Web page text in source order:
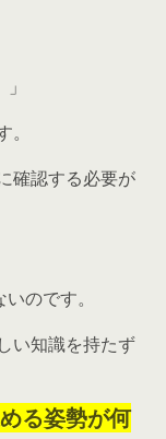
確認する必要が
のです。
い知識を持たず
る姿勢が何